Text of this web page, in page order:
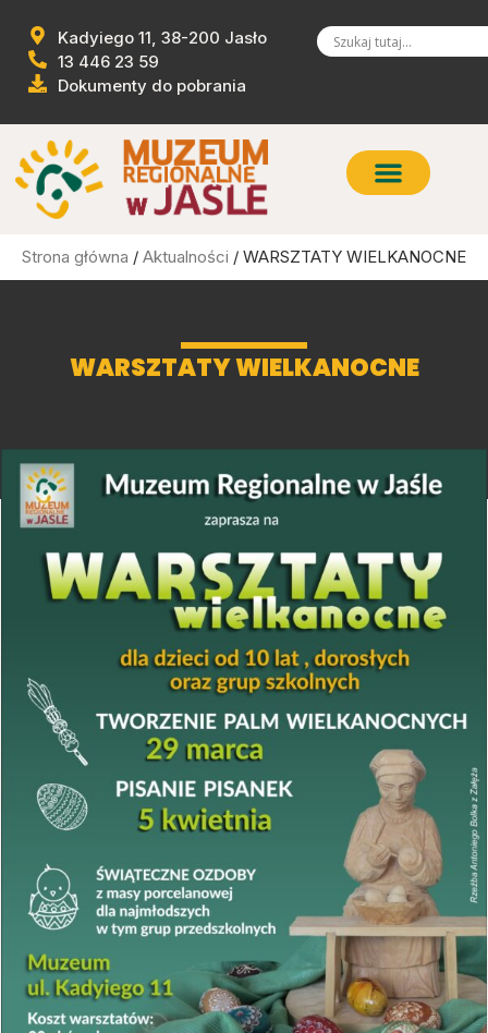
Kadyiego 11, 38-200 Jasło
13 446 23 59
Dokumenty do pobrania
Strona główna / Aktualności / WARSZTATY WIELKANOCNE
WARSZTATY WIELKANOCNE